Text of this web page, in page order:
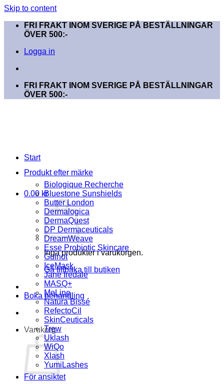
Skip to content
FRI FRAKT INOM SVERIGE PÅ BESTÄLLNINGAR
ÖVER 500:-
Logga in
FRI FRAKT INOM SVERIGE PÅ BESTÄLLNINGAR
ÖVER 500:-
0.00 kr
Inga produkter i varukorgen.
Gå tillbaka till butiken
Boka behandling
Varukorg
Start
Produkt efter märke
Biologique Recherche
Bluestone Sunshields
Butter London
Dermalogica
DermaQuest
DP Dermaceuticals
DreamWeave
Esse Probiotic Skincare
Guinot
IceMask
Jane Iredale
MASQ+
MeLine
Natura Bissé
RefectoCil
SkinCeuticals
Trew
Uklash
WiQo
Xlash
YumiLashes
För ansiktet